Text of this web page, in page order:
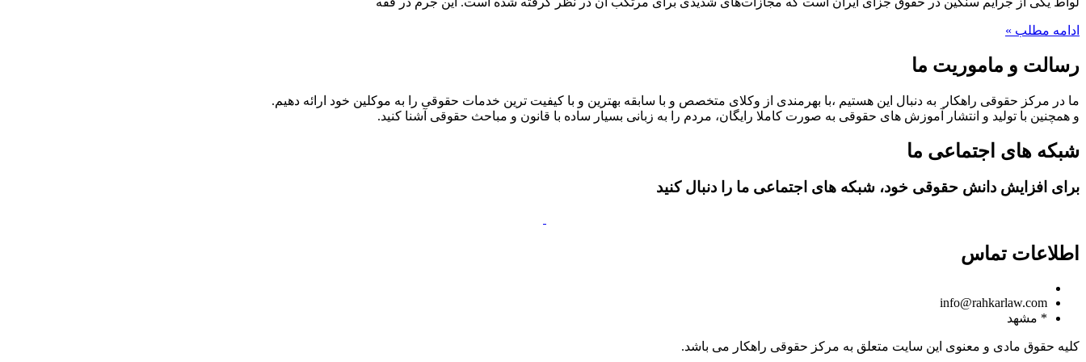
ادامه مطلب »
رسالت و ماموریت ما
ما در مرکز حقوقی راهکار به دنبال این هستیم ،با بهرمندی از وکلای متخصص و با سابقه بهترین و با کیفیت ترین خدمات حقوقی را به موکلین خود ارائه دهیم.
و همچنین با تولید و انتشار آموزش های حقوقی به صورت کاملا رایگان، مردم را به زبانی بسیار ساده با قانون و مباحث حقوقی آشنا کنید.
شبکه های اجتماعی ما
برای افزایش دانش حقوقی خود، شبکه های اجتماعی ما را دنبال کنید
اطلاعات تماس
info@rahkarlaw.com
* مشهد
کلیه حقوق مادی و معنوی این سایت متعلق به مرکز حقوقی راهکار می باشد.